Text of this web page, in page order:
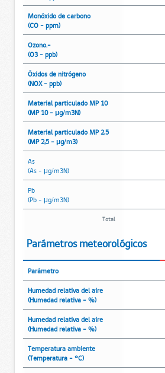
Monóxido de carbono
(CO - ppm)
Ozono.-
(O3 - ppb)
Óxidos de nitrógeno
(NOX - ppb)
Material particulado MP 10
(MP 10 - μg/m3N)
Material particulado MP 2,5
(MP 2,5 - μg/m3)
As
(As - μg/m3N)
Pb
(Pb - μg/m3N)
Total
Parámetros meteorológicos
Parámetro
Humedad relativa del aire
(Humedad relativa - %)
Humedad relativa del aire
(Humedad relativa - %)
Temperatura ambiente
(Temperatura - °C)